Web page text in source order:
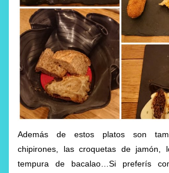
Además de estos platos son
chipirones, las croquetas de jamón,
tempura de bacalao…Si preferís